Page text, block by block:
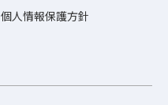
個人情報保護方針